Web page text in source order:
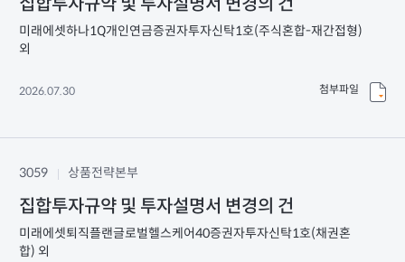
집합투자규약 및 투자설명서 변경의 건
미래에셋하나1Q개인연금증권자투자신탁1호(주식혼합-재간접형)
외
2026.07.30 첨부파일
3059 상품전략본부
집합투자규약 및 투자설명서 변경의 건
미래에셋퇴직플랜글로벌헬스케어40증권자투자신탁1호(채권혼
합) 외